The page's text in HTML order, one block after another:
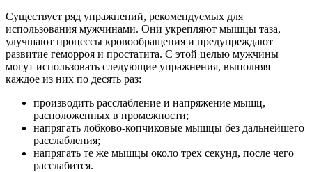
Существует ряд упражнений, рекомендуемых для
использования мужчинами. Они укрепляют мышцы таза,
улучшают процессы кровообращения и предупреждают
развитие геморроя и простатита. С этой целью мужчины
могут использовать следующие упражнения, выполняя
каждое из них по десять раз:
производить расслабление и напряжение мышц,
расположенных в промежности;
напрягать лобково-копчиковые мышцы без дальнейшего
расслабления;
напрягать те же мышцы около трех секунд, после чего
расслабится.